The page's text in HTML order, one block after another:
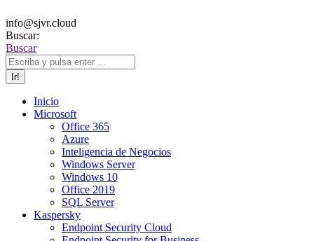
info@sjvr.cloud
Buscar:
Buscar
Inicio
Microsoft
Office 365
Azure
Inteligencia de Negocios
Windows Server
Windows 10
Office 2019
SQL Server
Kaspersky
Endpoint Security Cloud